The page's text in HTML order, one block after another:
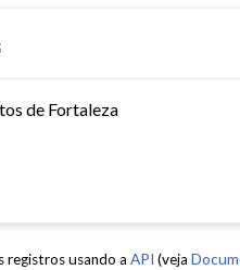
de Fortaleza
registros usando a API (veja